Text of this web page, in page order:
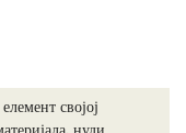
својој